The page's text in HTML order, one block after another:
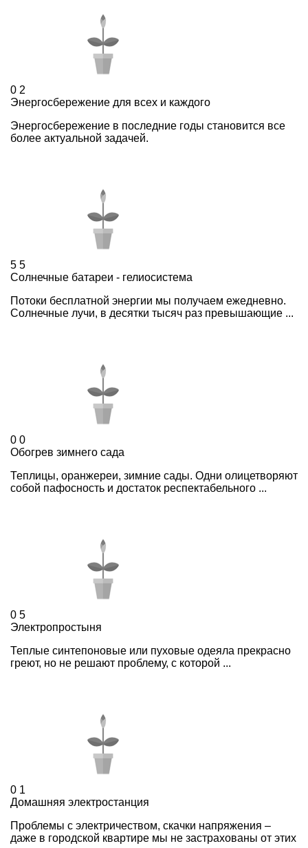
0 2
Энергосбережение для всех и каждого
Энергосбережение в последние годы становится все
более актуальной задачей.
5 5
Солнечные батареи - гелиосистема
Потоки бесплатной энергии мы получаем ежедневно.
Cолнечные лучи, в десятки тысяч раз превышающие ...
0 0
Обогрев зимнего сада
Теплицы, оранжереи, зимние сады. Одни олицетворяют
собой пафосность и достаток респектабельного ...
0 5
Электропростыня
Теплые синтепоновые или пуховые одеяла прекрасно
греют, но не решают проблему, с которой ...
0 1
Домашняя электростанция
Проблемы с электричеством, скачки напряжения –
даже в городской квартире мы не застрахованы от этих